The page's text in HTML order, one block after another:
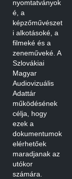
nyomtatványok
é, a
képzőművészet
i alkotásoké, a
filmeké és a
zeneműveké. A
Szlovákiai
Magyar
Audiovizuális
Adattár
működésének
célja, hogy
ezek a
dokumentumok
elérhetőek
maradjanak az
utókor
számára.